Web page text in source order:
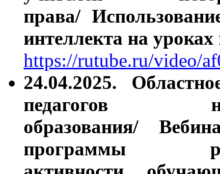
права/
интеллекта на
https://rutube.ru/video/
24.04.2025.
педагогов
образования/
программы